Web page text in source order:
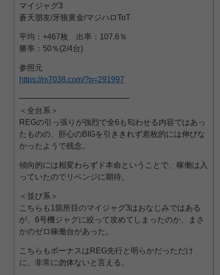
マイジャグ3
蒼天朋友/牙狼黄金/マジハロToT
平均：+467枚 出率：107.6％
勝率：50％(2/4台)
参照元
https://rx7038.com/?p=291997
━━━━━━━━━━━━━━
＜全台系＞
REGの引っ張りが強烈で全6も匂わせる内容ではあっ
たものの、肝心のBIGを引ききれず差枚的には伸びな
かったようで残念。
傾向的には相変わらずド本命ということで、稼働は入
っていたのでリベンジに期待。
＜並び系＞
こちらも1箇所目のマイジャグ3はおなじみではある
が、6号機ジャグに絞って攻めてしまったのか、まさ
かのゼロ稼働台があった。
こちらもボーナスはREG先行と明らかだっただけ
に、非常に勿体ないと言える。